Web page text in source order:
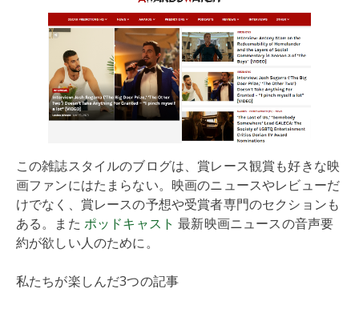
この雑誌スタイルのブログは、賞レース観賞も好きな映
画ファンにはたまらない。映画のニュースやレビューだ
けでなく、賞レースの予想や受賞者専門のセクションも
ある。また ポッドキャスト 最新映画ニュースの音声要
約が欲しい人のために。
私たちが楽しんだ3つの記事